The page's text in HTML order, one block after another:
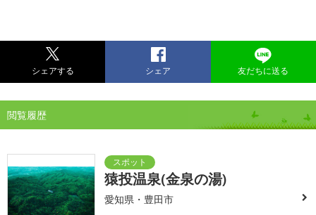
シェアする シェア 友だちに送る
閲覧履歴
猿投温泉(金泉の湯)
愛知県・豊田市